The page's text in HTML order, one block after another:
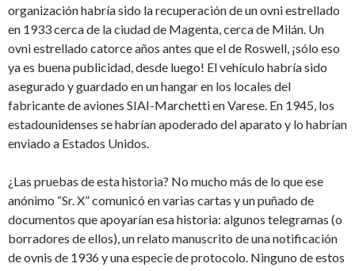
organización habría sido la recuperación de un ovni estrellado
en 1933 cerca de la ciudad de Magenta, cerca de Milán. Un
ovni estrellado catorce años antes que el de Roswell, ¡sólo eso
ya es buena publicidad, desde luego! El vehículo habría sido
asegurado y guardado en un hangar en los locales del
fabricante de aviones SIAI-Marchetti en Varese. En 1945, los
estadounidenses se habrían apoderado del aparato y lo habrían
enviado a Estados Unidos.
¿Las pruebas de esta historia? No mucho más de lo que ese
anónimo “Sr. X” comunicó en varias cartas y un puñado de
documentos que apoyarían esa historia: algunos telegramas (o
borradores de ellos), un relato manuscrito de una notificación
de ovnis de 1936 y una especie de protocolo. Ninguno de estos